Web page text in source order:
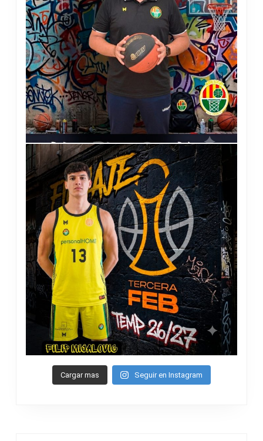
Cargar mas Seguir en Instagram